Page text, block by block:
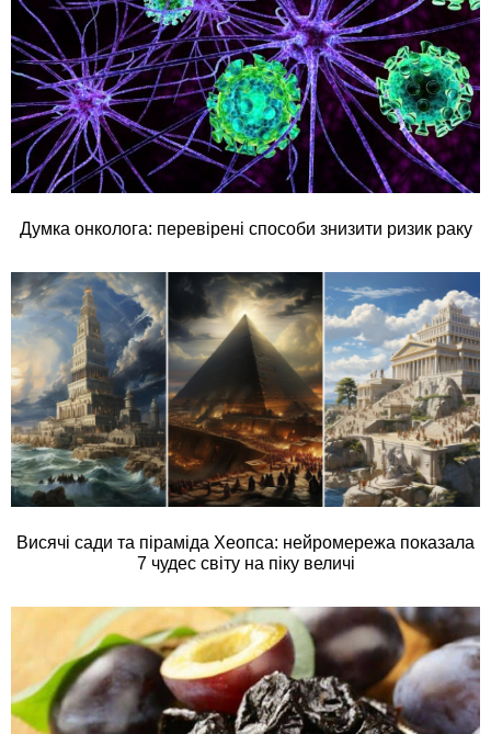
Думка онколога: перевірені способи знизити ризик раку
Висячі сади та піраміда Хеопса: нейромережа показала
7 чудес світу на піку величі